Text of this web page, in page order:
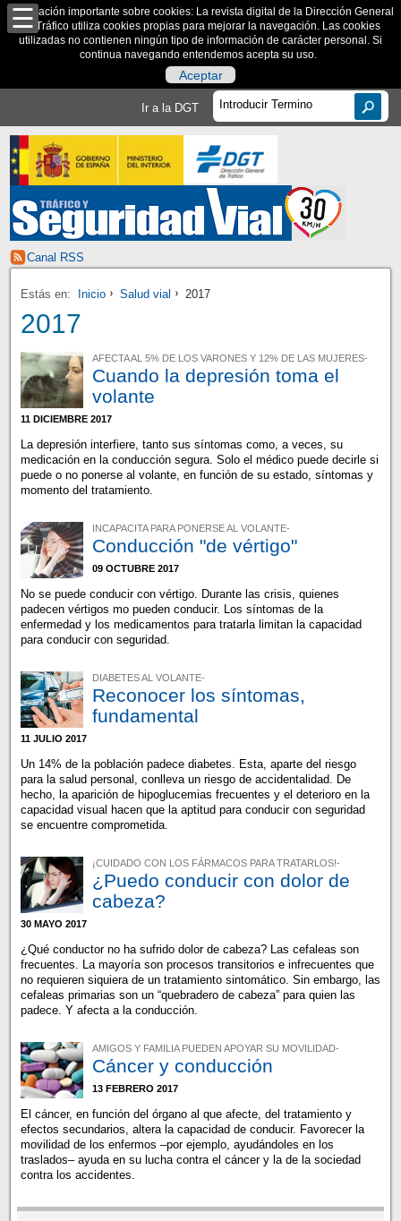
Información importante sobre cookies: La revista digital de la Dirección General
de Tráfico utiliza cookies propias para mejorar la navegación. Las cookies
utilizadas no contienen ningún tipo de información de carácter personal. Si
continua navegando entendemos acepta su uso.
Aceptar
Ir a la DGT
Canal RSS
Estás en: Inicio Salud vial 2017
2017
AFECTA AL 5% DE LOS VARONES Y 12% DE LAS MUJERES-
Cuando la depresión toma el
volante
11 DICIEMBRE 2017
La depresión interfiere, tanto sus síntomas como, a veces, su
medicación en la conducción segura. Solo el médico puede decirle si
puede o no ponerse al volante, en función de su estado, síntomas y
momento del tratamiento.
INCAPACITA PARA PONERSE AL VOLANTE-
Conducción "de vértigo"
09 OCTUBRE 2017
No se puede conducir con vértigo. Durante las crisis, quienes
padecen vértigos mo pueden conducir. Los síntomas de la
enfermedad y los medicamentos para tratarla limitan la capacidad
para conducir con seguridad.
DIABETES AL VOLANTE-
Reconocer los síntomas,
fundamental
11 JULIO 2017
Un 14% de la población padece diabetes. Esta, aparte del riesgo
para la salud personal, conlleva un riesgo de accidentalidad. De
hecho, la aparición de hipoglucemias frecuentes y el deterioro en la
capacidad visual hacen que la aptitud para conducir con seguridad
se encuentre comprometida.
¡CUIDADO CON LOS FÁRMACOS PARA TRATARLOS!-
¿Puedo conducir con dolor de
cabeza?
30 MAYO 2017
¿Qué conductor no ha sufrido dolor de cabeza? Las cefaleas son
frecuentes. La mayoría son procesos transitorios e infrecuentes que
no requieren siquiera de un tratamiento sintomático. Sin embargo, las
cefaleas primarias son un “quebradero de cabeza” para quien las
padece. Y afecta a la conducción.
AMIGOS Y FAMILIA PUEDEN APOYAR SU MOVILIDAD-
Cáncer y conducción
13 FEBRERO 2017
El cáncer, en función del órgano al que afecte, del tratamiento y
efectos secundarios, altera la capacidad de conducir. Favorecer la
movilidad de los enfermos –por ejemplo, ayudándoles en los
traslados– ayuda en su lucha contra el cáncer y la de la sociedad
contra los accidentes.